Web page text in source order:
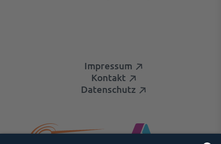
Impressum
Kontakt
Datenschutz